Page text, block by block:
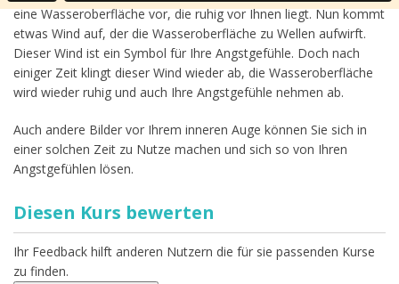
eine Wasseroberfläche vor, die ruhig vor Ihnen liegt. Nun kommt
etwas Wind auf, der die Wasseroberfläche zu Wellen aufwirft.
Dieser Wind ist ein Symbol für Ihre Angstgefühle. Doch nach
einiger Zeit klingt dieser Wind wieder ab, die Wasseroberfläche
wird wieder ruhig und auch Ihre Angstgefühle nehmen ab.
Auch andere Bilder vor Ihrem inneren Auge können Sie sich in
einer solchen Zeit zu Nutze machen und sich so von Ihren
Angstgefühlen lösen.
Diesen Kurs bewerten
Ihr Feedback hilft anderen Nutzern die für sie passenden Kurse
zu finden.